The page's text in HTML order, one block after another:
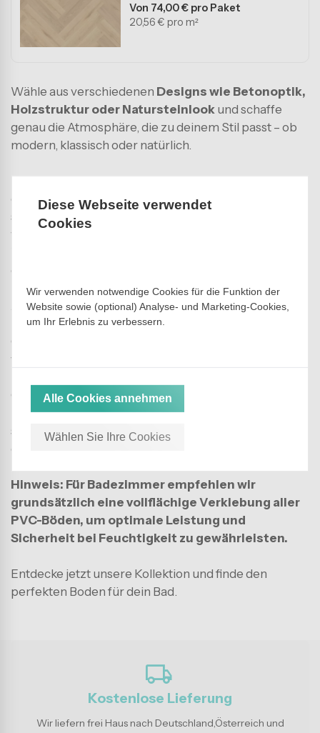
Von 74,00 € pro Paket
20,56 € pro m²
Wähle aus verschiedenen Designs wie Betonoptik,
Holzstruktur oder Natursteinlook und schaffe
genau die Atmosphäre, die zu deinem Stil passt – ob
modern, klassisch oder natürlich.
Unsere
garantieren ein fugenloses, dauerhaftes Ergebnis und
sollten im Badezimmer immer vollflächig verklebt
werden. Dies ist entscheidend, um maximale
gewährleisten.
AuchFischgrätmuster aus PVC eignen sich
hervorragend für elegante Badezimmer mit
Charakter – kombiniert mit der Funktionalität, die du
von einem Bodenbelag im Nassbereich erwartest.
Ob fürdein Zuhause, ein Apartment oder ein
Hotelprojekt– die Badezimmerböden von BoFloor
sind pflegeleicht, strapazierfähig, wasserfest und für
den täglichen Gebrauch gemacht.
Hinweis: Für Badezimmer empfehlen wir
grundsätzlich eine vollflächige Verklebung aller
PVC-Böden, um optimale Leistung und
Sicherheit bei Feuchtigkeit zu gewährleisten.
Entdecke jetzt unsere Kollektion und finde den
perfekten Boden für dein Bad.
local_shipping
Kostenlose Lieferung
Wir liefern frei Haus nach Deutschland,Österreich und
Diese Webseite verwendet
Cookies
Wir verwenden notwendige Cookies für die Funktion der
Website sowie (optional) Analyse- und Marketing-Cookies,
um Ihr Erlebnis zu verbessern.
Alle Cookies annehmen
Wählen Sie Ihre Cookies